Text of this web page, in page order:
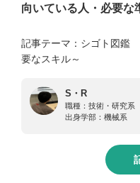
向いている人・必要な
記事テーマ：シゴト図鑑
要なスキル～
S・R
職種： 技術・研究系
出身学部： 機械系